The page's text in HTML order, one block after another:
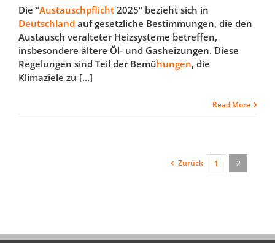
Die “Austauschpflicht2025” bezieht sich in
Deutschlandauf gesetzliche Bestimmungen, die den
Austausch veralteter Heizsysteme betreffen,
insbesondere ältere Öl- und Gasheizungen. Diese
Regelungen sind Teil der Bemühungen, die
Klimaziele zu […]
Read More
Zurück 1 2